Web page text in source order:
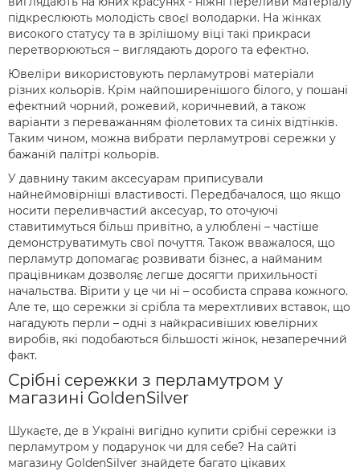
підкреслюють молодість своєї володарки. На жінках
високого статусу та в зрілішому віці такі прикраси
перетворюються – виглядають дорого та ефектно.
Ювеліри використовують перламутрові матеріали
різних кольорів. Крім найпоширенішого білого, у пошані
ефектний чорний, рожевий, коричневий, а також
варіанти з переважанням фіолетових та синіх відтінків.
Таким чином, можна вибрати перламутрові сережки у
бажаній палітрі кольорів.
У давнину таким аксесуарам приписували
найнеймовірніші властивості. Передбачалося, що якщо
носити переливчастий аксесуар, то оточуючі
ставитимуться більш привітно, а улюблені – частіше
демонструватимуть свої почуття. Також вважалося, що
перламутр допомагає розвивати бізнес, а найманим
працівникам дозволяє легше досягти прихильності
начальства. Вірити у це чи ні – особиста справа кожного.
Але те, що сережки зі срібла та мерехтливих вставок, що
нагадують перли – одні з найкрасивіших ювелірних
виробів, які подобаються більшості жінок, незаперечний
факт.
Срібні сережки з перламутром у
магазині GoldenSilver
Шукаєте, де в Україні вигідно купити срібні сережки із
перламутром у подарунок чи для себе? На сайті
магазину GoldenSilver знайдете багато цікавих